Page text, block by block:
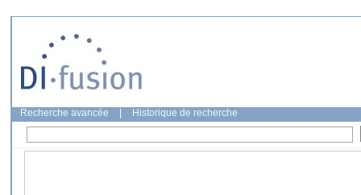
Recherche avancée Historique de recherche